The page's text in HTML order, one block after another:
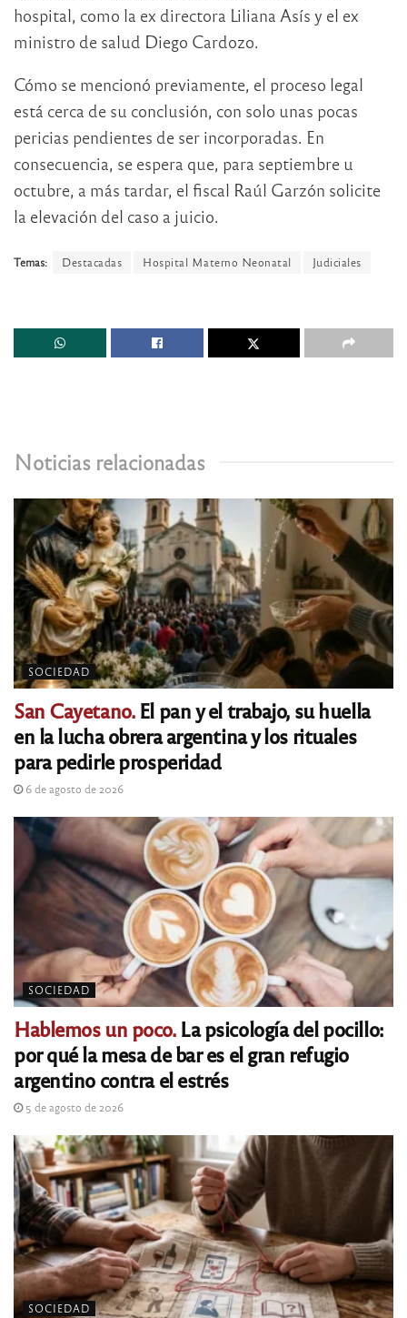
hospital, como la ex directora Liliana Asís y el ex
ministro de salud Diego Cardozo.
Cómo se mencionó previamente, el proceso legal
está cerca de su conclusión, con solo unas pocas
pericias pendientes de ser incorporadas. En
consecuencia, se espera que, para septiembre u
octubre, a más tardar, el fiscal Raúl Garzón solicite
la elevación del caso a juicio.
Temas: Destacadas Hospital Materno Neonatal Judiciales
Noticias relacionadas
SOCIEDAD
San Cayetano.El pan y el trabajo, su huella
en la lucha obrera argentina y los rituales
para pedirle prosperidad
6 de agosto de 2026
SOCIEDAD
Hablemos un poco.La psicología del pocillo:
por qué la mesa de bar es el gran refugio
argentino contra el estrés
5 de agosto de 2026
SOCIEDAD